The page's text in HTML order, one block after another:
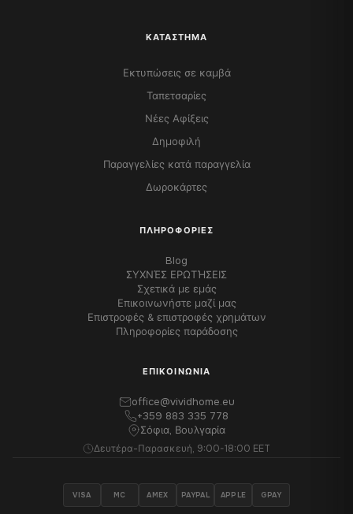
ΚΑΤΆΣΤΗΜΑ
Εκτυπώσεις σε καμβά
Ταπετσαρίες
Νέες Αφίξεις
Δημοφιλή
Παραγγελίες κατά παραγγελία
Δωροκάρτες
ΠΛΗΡΟΦΟΡΊΕΣ
Blog
ΣΥΧΝΈΣ ΕΡΩΤΉΣΕΙΣ
Σχετικά με εμάς
Επικοινωνήστε μαζί μας
Επιστροφές & επιστροφές χρημάτων
Πληροφορίες παράδοσης
ΕΠΙΚΟΙΝΩΝΊΑ
office@vividhome.eu
+359 883 335 778
Σόφια, Βουλγαρία
Δευτέρα-Παρασκευή, 9:00-18:00 EET
VISA MC AMEX PAYPAL APPLE GPAY